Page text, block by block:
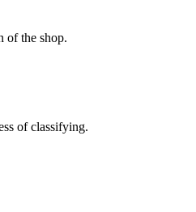
of the shop.
of classifying.